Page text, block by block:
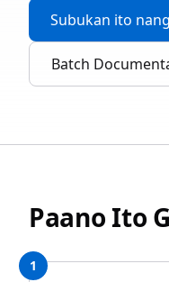
Subukan ito
Batch
Paano Ito
1